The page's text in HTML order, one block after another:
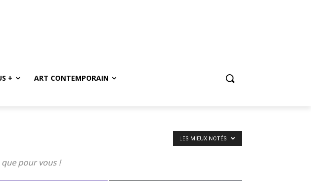
+ ART CONTEMPORAIN
pour vous !
LES MIEUX NOTÉS